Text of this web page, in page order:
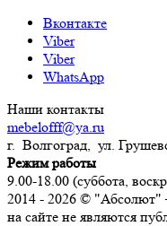
Вконтакте
Viber
Viber
WhatsApp
Наши контакты
mebelofff@ya.ru
г. Волгоград, ул.
Режим работы
9.00-18.00 (суббота,
2014 - 2026 © "Абсолют"
на сайте не являются